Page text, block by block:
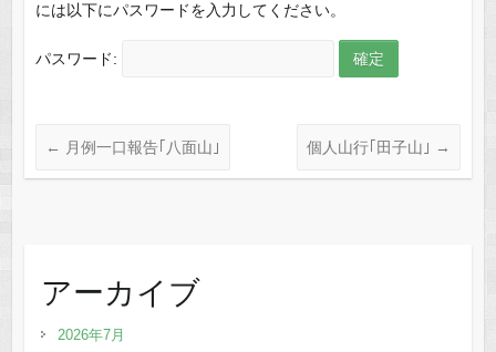
には以下にパスワードを入力してください。
パスワード:
← 月例一口報告｢八面山｣ 個人山行｢田子山｣ →
アーカイブ
2026年7月